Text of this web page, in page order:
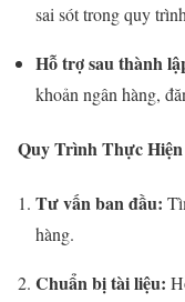
sai sót trong quy
Hỗ trợ sau thành
khoản ngân hàng,
Quy Trình Thực Hiện
Tư vấn ban đầu:
hàng.
Chuẩn bị tài liệu: